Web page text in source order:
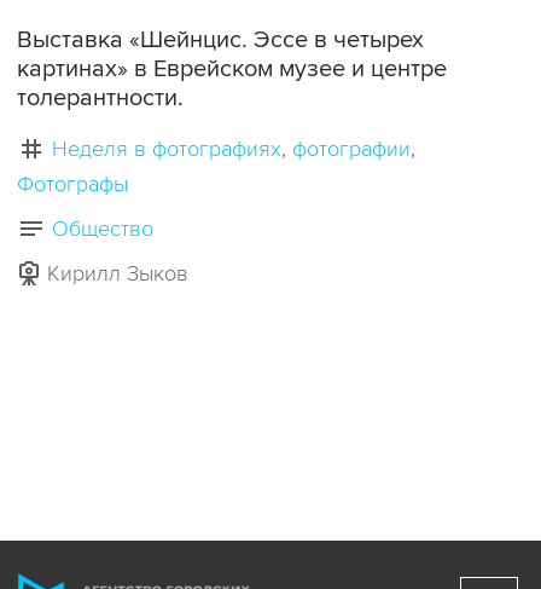
Выставка «Шейнцис. Эссе в четырех
картинах» в Еврейском музее и центре
толерантности.
Неделя в фотографиях фотографии
Фотографы
Общество
Кирилл Зыков